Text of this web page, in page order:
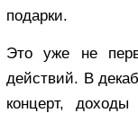
подарки.
Это уже не
действий. В
концерт,